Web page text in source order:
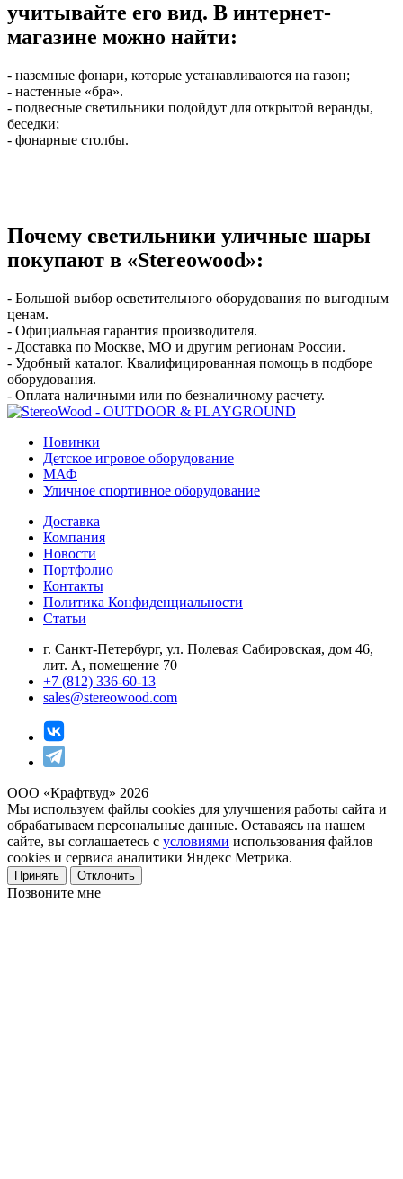
учитывайте его вид. В интернет-
магазине можно найти:
- наземные фонари, которые устанавливаются на газон;
- настенные «бра».
- подвесные светильники подойдут для открытой веранды,
беседки;
- фонарные столбы.
Почему светильники уличные шары
покупают в «Stereowood»:
- Большой выбор осветительного оборудования по выгодным
ценам.
- Официальная гарантия производителя.
- Доставка по Москве, МО и другим регионам России.
- Удобный каталог. Квалифицированная помощь в подборе
оборудования.
- Оплата наличными или по безналичному расчету.
Новинки
Детское игровое оборудование
МАФ
Уличное спортивное оборудование
Доставка
Компания
Новости
Портфолио
Контакты
Политика Конфиденциальности
Статьи
г. Санкт-Петербург, ул. Полевая Сабировская, дом 46,
лит. А, помещение 70
+7 (812) 336-60-13
sales@stereowood.com
ООО «Крафтвуд» 2026
Мы используем файлы cookies для улучшения работы сайта и
обрабатываем персональные данные. Оставаясь на нашем
сайте, вы соглашаетесь с условиями использования файлов
cookies и сервиса аналитики Яндекс Метрика.
Принять Отклонить
Позвоните мне